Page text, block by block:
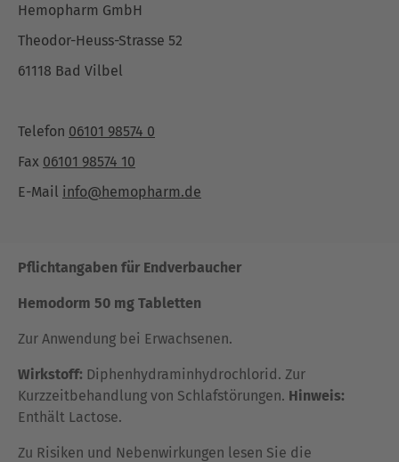
Hemopharm GmbH
Theodor-Heuss-Strasse 52
61118 Bad Vilbel
Telefon 06101 98574 0
Fax 06101 98574 10
E-Mail info@hemopharm.de
Pflichtangaben für Endverbaucher
Hemodorm 50 mg Tabletten
Zur Anwendung bei Erwachsenen.
Wirkstoff: Diphenhydraminhydrochlorid. Zur
Kurzzeitbehandlung von Schlafstörungen. Hinweis:
Enthält Lactose.
Zu Risiken und Nebenwirkungen lesen Sie die